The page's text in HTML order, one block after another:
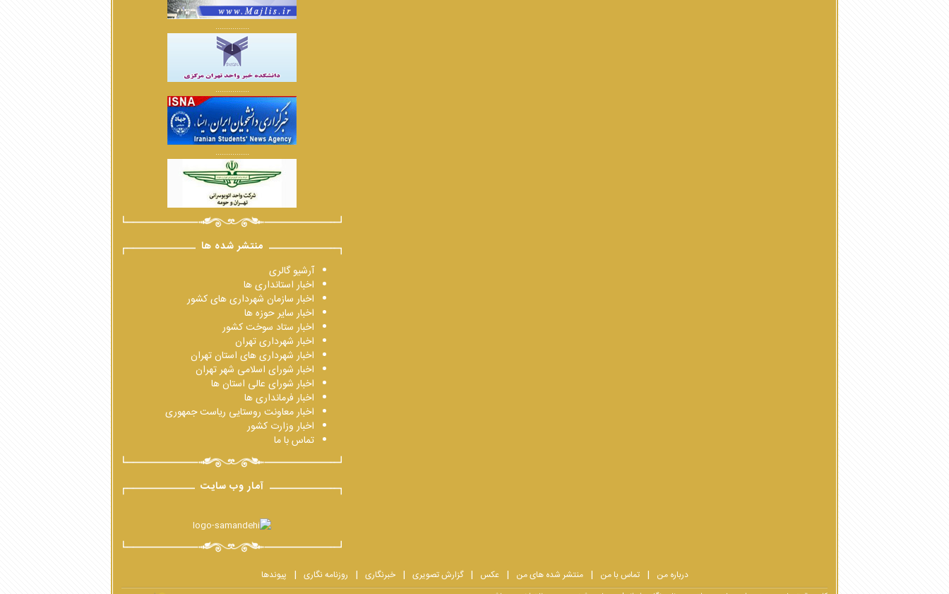
................
................
................
منتشر شده ها
آرشیو گالری
اخبار استانداری ها
اخبار سازمان شهرداری های کشور
اخبار سایر حوزه ها
اخبار ستاد سوخت کشور
اخبار شهرداری تهران
اخبار شهرداری های استان تهران
اخبار شورای اسلامی شهر تهران
اخبار شورای عالی استان ها
اخبار فرمانداری ها
اخبار معاونت روستایی ریاست جمهوری
اخبار وزارت کشور
تماس با ما
آمار وب سایت
درباره من تماس با من منتشر شده های من عکس گزارش تصویری خبرنگاری روزنامه نگاری پیوندها